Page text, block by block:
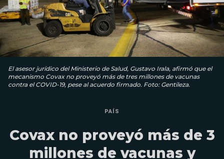
El asesor jurídico del Ministerio de Salud, Gustavo Irala, afirmó que el
mecanismo Covax no proveyó más de tres millones de vacunas
contra el COVID-19, pese al acuerdo firmado. Foto: Gentileza.
PAÍS
Covax no proveyó más de 3
millones de vacunas y